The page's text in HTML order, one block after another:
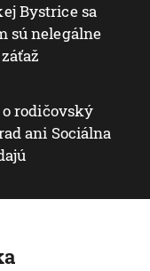
Bystrice sa
sú nelegálne
rodičovský
ani Sociálna